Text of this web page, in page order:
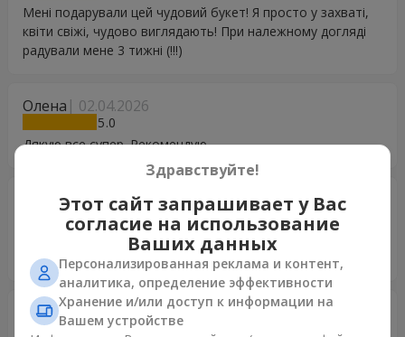
Мені подарували цей чудовий букет! Я просто у захваті,
квіти свіжі, чудово виглядають! При належному догляді
радували мене 3 тижні (!!!)
Олена 02.04.2026
5
Дякую все супер. Рекомендую.
Селіванова Любов 26.03.2026
5
Дякую за доставку , був дуже неочікуваний сюрприз, але
приємний!
Igor 19.01.2026
5
Здравствуйте!
Этот сайт запрашивает у Вас
согласие на использование
Ваших данных
Персонализированная реклама и контент,
аналитика, определение эффективности
Хранение и/или доступ к информации на
Вашем устройстве